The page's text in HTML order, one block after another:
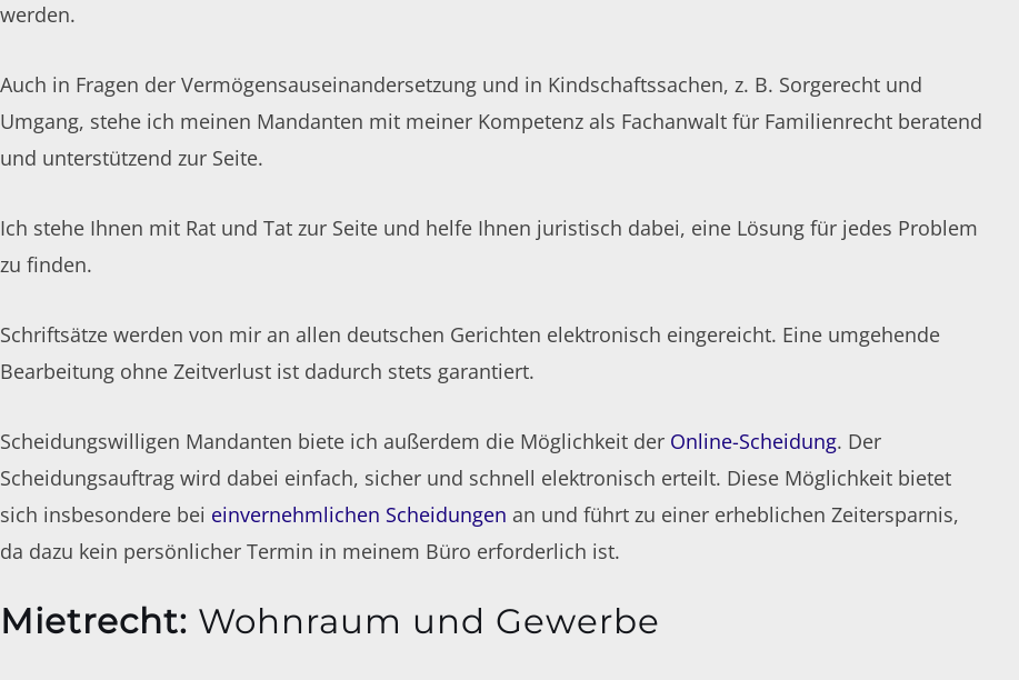
werden.
Auch in Fragen der Vermögensauseinandersetzung und in Kindschaftssachen, z. B. Sorgerecht und
Umgang, stehe ich meinen Mandanten mit meiner Kompetenz als Fachanwalt für Familienrecht beratend
und unterstützend zur Seite.
Ich stehe Ihnen mit Rat und Tat zur Seite und helfe Ihnen juristisch dabei, eine Lösung für jedes Problem
zu finden.
Schriftsätze werden von mir an allen deutschen Gerichten elektronisch eingereicht. Eine umgehende
Bearbeitung ohne Zeitverlust ist dadurch stets garantiert.
Scheidungswilligen Mandanten biete ich außerdem die Möglichkeit der Online-Scheidung. Der
Scheidungsauftrag wird dabei einfach, sicher und schnell elektronisch erteilt. Diese Möglichkeit bietet
sich insbesondere bei einvernehmlichen Scheidungen an und führt zu einer erheblichen Zeitersparnis,
da dazu kein persönlicher Termin in meinem Büro erforderlich ist.
Mietrecht: Wohnraum und Gewerbe